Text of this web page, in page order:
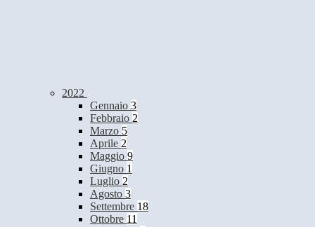
2022
Gennaio 3
Febbraio 2
Marzo 5
Aprile 2
Maggio 9
Giugno 1
Luglio 2
Agosto 3
Settembre 18
Ottobre 11